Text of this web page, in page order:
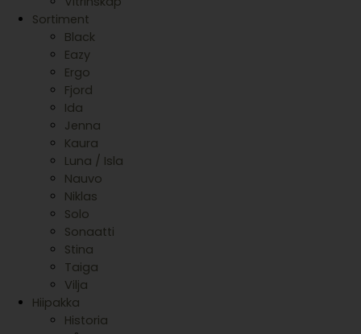
Sortiment
Black
Eazy
Ergo
Fjord
Ida
Jenna
Kaura
Luna / Isla
Nauvo
Niklas
Solo
Sonaatti
Stina
Taiga
Vilja
Hiipakka
Historia